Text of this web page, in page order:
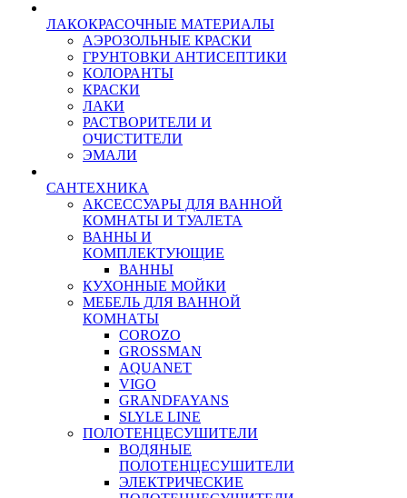
ЛАКОКРАСОЧНЫЕ МАТЕРИАЛЫ
АЭРОЗОЛЬНЫЕ КРАСКИ
ГРУНТОВКИ АНТИСЕПТИКИ
КОЛОРАНТЫ
КРАСКИ
ЛАКИ
РАСТВОРИТЕЛИ И
ОЧИСТИТЕЛИ
ЭМАЛИ
САНТЕХНИКА
АКСЕССУАРЫ ДЛЯ ВАННОЙ
КОМНАТЫ И ТУАЛЕТА
ВАННЫ И
КОМПЛЕКТУЮЩИЕ
ВАННЫ
КУХОННЫЕ МОЙКИ
МЕБЕЛЬ ДЛЯ ВАННОЙ
КОМНАТЫ
COROZO
GROSSMAN
AQUANET
VIGO
GRANDFAYANS
SLYLE LINE
ПОЛОТЕНЦЕСУШИТЕЛИ
ВОДЯНЫЕ
ПОЛОТЕНЦЕСУШИТЕЛИ
ЭЛЕКТРИЧЕСКИЕ